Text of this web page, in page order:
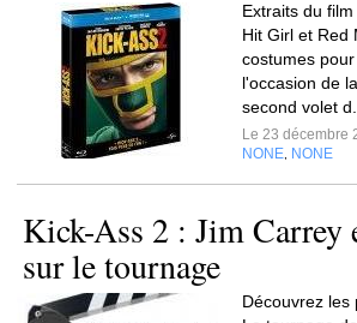
Extraits du film
Hit Girl et Red
costumes
l'occasion de
second volet
Le 23 décembre
NONE NONE
Kick-Ass 2 : Jim Carrey
sur le tournage
Découvrez les